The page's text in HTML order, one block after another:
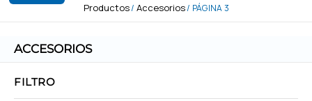
Productos/ Accesorios/ PÁGINA 3
ACCESORIOS
FILTRO